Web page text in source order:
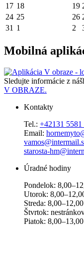
17 18 19
24 25 26
31 1 2
Mobilná
Sledujte informácie z
V OBRAZE.
Kontakty
Tel.: +42131 5581
Email:
starosta-
Úradné hodiny
Pondelok:
Utorok:
Streda:
Štvrtok:
Piatok: 8,00–13,00